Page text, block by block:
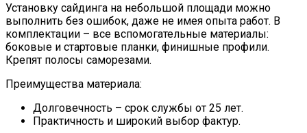
Установку сайдинга на небольшой площади можно
выполнить без ошибок, даже не имея опыта работ. В
комплектации – все вспомогательные материалы:
боковые и стартовые планки, финишные профили.
Крепят полосы саморезами.
Преимущества материала:
Долговечность – срок службы от 25 лет.
Практичность и широкий выбор фактур.